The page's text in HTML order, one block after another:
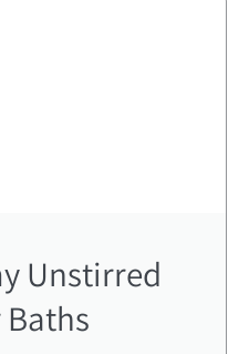
Unstirred